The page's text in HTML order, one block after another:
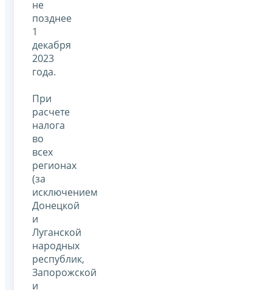
не
позднее
1
декабря
2023
года.
При
расчете
налога
во
всех
регионах
(за
исключением
Донецкой
и
Луганской
народных
республик,
Запорожской
и